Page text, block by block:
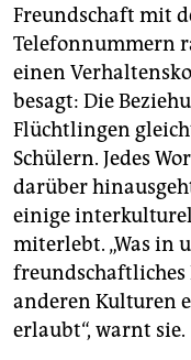
Freundschaft mit
Telefonnummern
einen
besagt: Die
Flüchtlingen
Schülern. Jedes
darüber
einige
miterlebt. „Was in
anderen Kulturen
erlaubt“, warnt sie.